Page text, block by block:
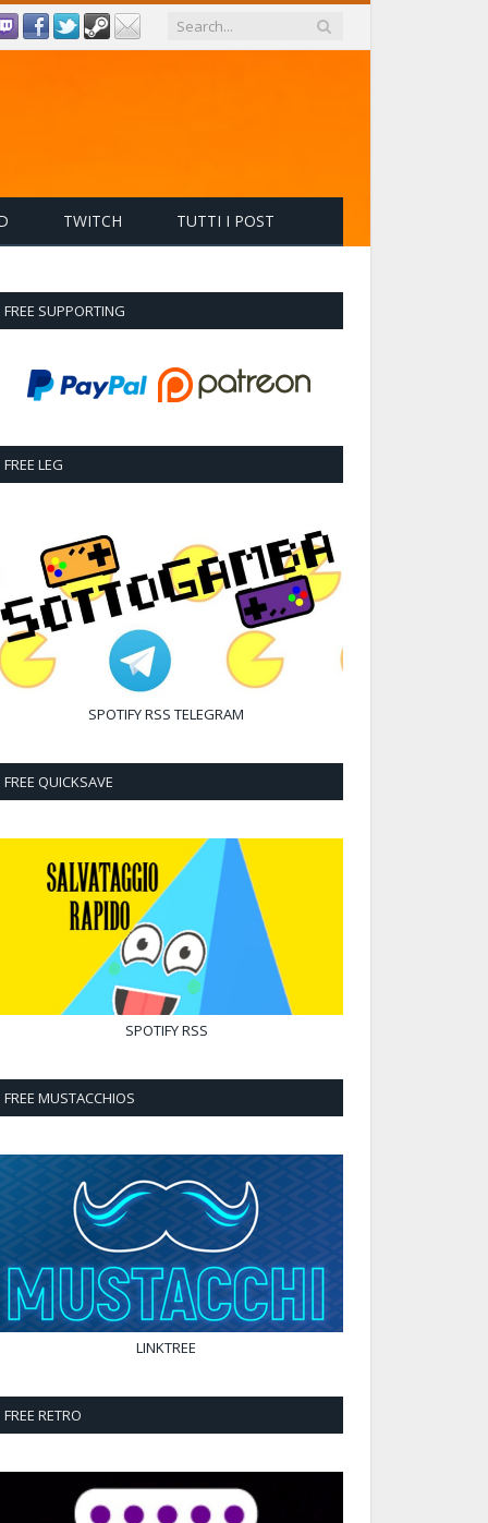
TWITCH TUTTI I POST
FREE SUPPORTING
FREE LEG
SPOTIFYRSS TELEGRAM
FREE QUICKSAVE
SPOTIFYRSS
FREE MUSTACCHIOS
LINKTREE
FREE RETRO